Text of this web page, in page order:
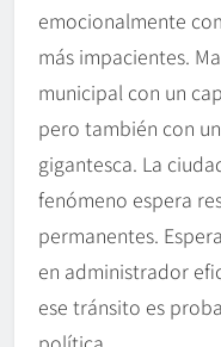
emocionalmente
más impacientes.
municipal con un
pero también con
gigantesca. La
fenómeno espera
permanentes.
en administrador
ese tránsito es